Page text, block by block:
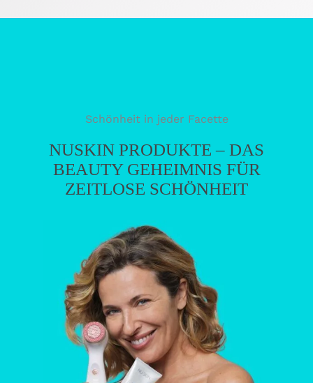
Schönheit in jeder Facette
NUSKIN PRODUKTE – DAS
BEAUTY GEHEIMNIS FÜR
ZEITLOSE SCHÖNHEIT